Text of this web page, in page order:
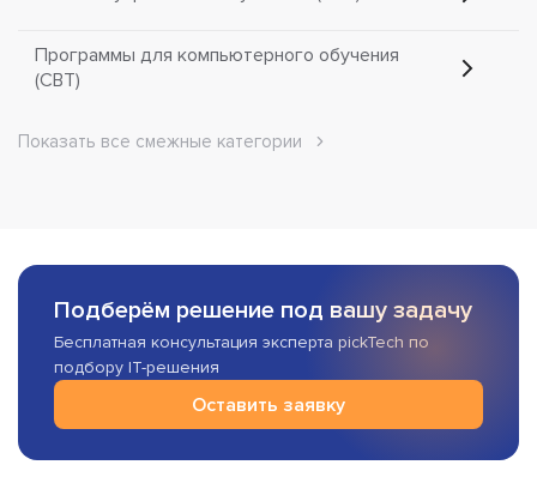
Программы для компьютерного обучения
(CBT)
Показать все смежные категории
Подберём решение под вашу задачу
Бесплатная консультация эксперта pickTech по
подбору IT-решения
Оставить заявку